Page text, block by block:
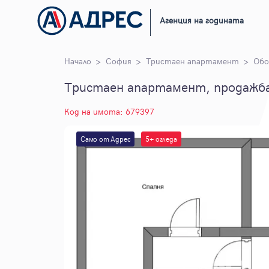
Агенция на годината
Начало София Тристаен апартамент
Тристаен апартамент,
Код на имота: 679397
Само от Адрес 5+ огледа